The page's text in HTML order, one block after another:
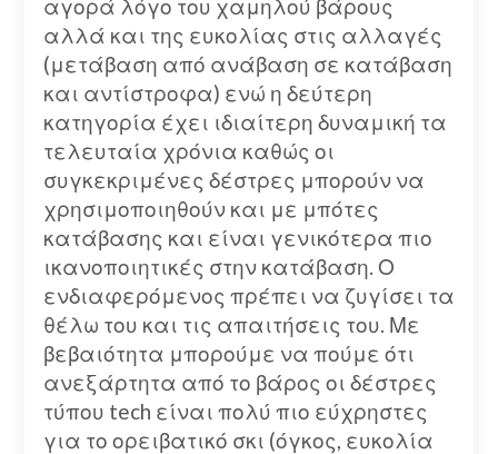
αγορά λόγο του χαμηλού βάρους
αλλά και της ευκολίας στις αλλαγές
(μετάβαση από ανάβαση σε κατάβαση
και αντίστροφα) ενώ η δεύτερη
κατηγορία έχει ιδιαίτερη δυναμική τα
τελευταία χρόνια καθώς οι
συγκεκριμένες δέστρες μπορούν να
χρησιμοποιηθούν και με μπότες
κατάβασης και είναι γενικότερα πιο
ικανοποιητικές στην κατάβαση. Ο
ενδιαφερόμενος πρέπει να ζυγίσει τα
θέλω του και τις απαιτήσεις του. Με
βεβαιότητα μπορούμε να πούμε ότι
ανεξάρτητα από το βάρος οι δέστρες
τύπου tech είναι πολύ πιο εύχρηστες
για το ορειβατικό σκι (όγκος, ευκολία